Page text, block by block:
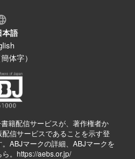
本語
体字）
籍配信サービスが、著作権者か
信サービスであることを示す登
ABJマークの詳細、ABJマークを
。 https://aebs.or.jp/